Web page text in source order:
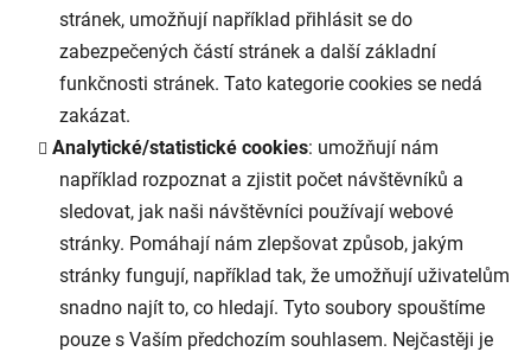
stránek, umožňují například přihlásit se do
zabezpečených částí stránek a další základní
funkčnosti stránek. Tato kategorie cookies se nedá
zakázat.
Analytické/statistické cookies: umožňují nám
například rozpoznat a zjistit počet návštěvníků a
sledovat, jak naši návštěvníci používají webové
stránky. Pomáhají nám zlepšovat způsob, jakým
stránky fungují, například tak, že umožňují uživatelům
snadno najít to, co hledají. Tyto soubory spouštíme
pouze s Vaším předchozím souhlasem. Nejčastěji je